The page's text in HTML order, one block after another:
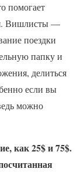
помогает
Вишлисты —
поездки
папку и
делиться
если вы
можно
как 25$ и 75$.